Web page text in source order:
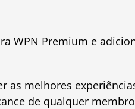
WPN Premium e
as melhores
de qualquer